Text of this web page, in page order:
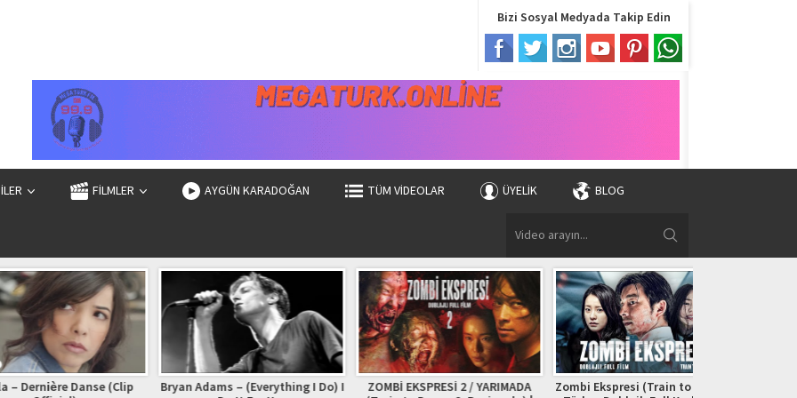
Bizi Sosyal Medyada Takip Edin
FİLMLER AYGÜN KARADOĞAN TÜM VIDEOLAR ÜYELIK BLOG
Danse (Clip
Bryan Adams – (Everything I Do) I
ZOMBİ EKSPRESİ 2 / YARIMADA
Zombi Ekspresi (Train to Busan) |